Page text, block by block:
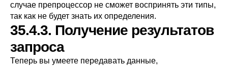
случае препроцессор не сможет воспринять эти типы,
так как не будет знать их определения.
35.4.3. Получение результатов
запроса
Теперь вы умеете передавать данные,